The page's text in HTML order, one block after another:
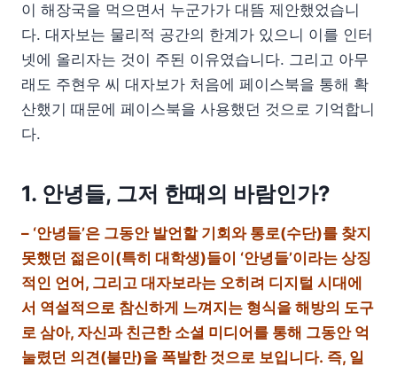
이 해장국을 먹으면서 누군가가 대뜸 제안했었습니
다. 대자보는 물리적 공간의 한계가 있으니 이를 인터
넷에 올리자는 것이 주된 이유였습니다. 그리고 아무
래도 주현우 씨 대자보가 처음에 페이스북을 통해 확
산했기 때문에 페이스북을 사용했던 것으로 기억합니
다.
1. 안녕들, 그저 한때의 바람인가?
– ‘안녕들’은 그동안 발언할 기회와 통로(수단)를 찾지
못했던 젊은이(특히 대학생)들이 ‘안녕들’이라는 상징
적인 언어, 그리고 대자보라는 오히려 디지털 시대에
서 역설적으로 참신하게 느껴지는 형식을 해방의 도구
로 삼아, 자신과 친근한 소셜 미디어를 통해 그동안 억
눌렸던 의견(불만)을 폭발한 것으로 보입니다. 즉, 일